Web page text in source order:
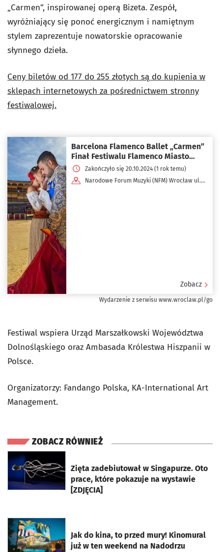
„Carmen”, inspirowanej operą Bizeta. Zespół,
wyróżniający się ponoć energicznym i namiętnym
stylem zaprezentuje nowatorskie opracowanie
słynnego dzieła.
Ceny biletów od 177 do 255 złotych są do kupienia w
sklepach internetowych za pośrednictwem stronny
festiwalowej.
Barcelona Flamenco Ballet „Carmen”
Finał Festiwalu Flamenco Miasto
Krasnali/Ciudad de Duendes
Zakończyło się 20.10.2024 (1 rok temu)
Narodowe Forum Muzyki (NFM) Wrocław ul.
Zobacz
Wydarzenie z serwisu www.wroclaw.pl/go
Festiwal wspiera Urząd Marszałkowski Województwa
Dolnośląskiego oraz Ambasada Królestwa Hiszpanii w
Polsce.
Organizatorzy: Fandango Polska, KA-International Art
Management.
ZOBACZ RÓWNIEŻ
Zięta zadebiutował w Singapurze. Oto
prace, które pokazuje na wystawie
[ZDJĘCIA]
otworzy się w nowej karcie
Jak do kina, to przed mury! Kinomural
już w ten weekend na Nadodrzu
otworzy się w nowej karcie